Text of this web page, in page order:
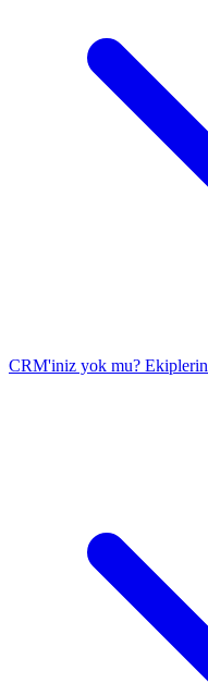
CRM'iniz yok mu? Ekiplerin